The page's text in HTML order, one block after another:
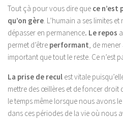
Tout çà pour vous dire que ce n’est
qu’on gère. L’humain a ses limites
dépasser en permanence. Le repos
permet d’être performant, de
important que tout le reste. Ce n’est
La prise de recul est vitale
mettre des œillères et de foncer droit
le temps même lorsque nous avons
dans ces périodes de la vie où nous